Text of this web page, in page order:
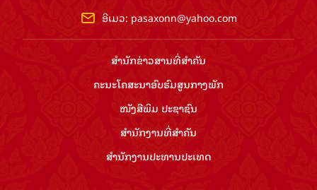
ອີເມວ: pasaxonn@yahoo.com
ສຳ​ນັກ​ຂ່າວ​ສານ​ທີ່​ສຳ​ຄັນ​
ຄະນະໂຄສະນາອົບຮົມ​ສູນ​ກາງ​ພັກ
ໜັງສືພິມ ປະ​ຊາ​ຊົນ
ສຳ​ນັກ​ງານ​ທີ່​ສຳ​ຄັນ
ສຳ​ນັກ​ງານ​ປະ​ທານ​ປະ​ເທດ